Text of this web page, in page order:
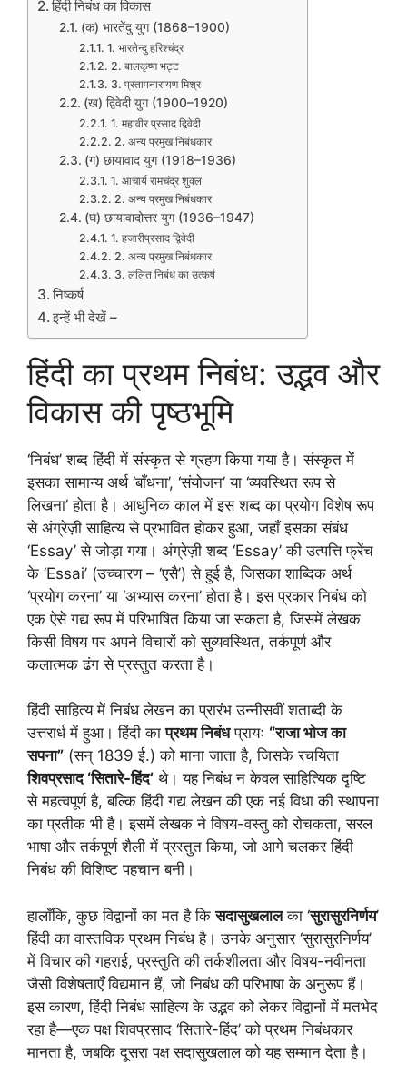
हिंदी निबंध का विकास
(क) भारतेंदु युग (1868–1900)
1. भारतेन्दु हरिश्चंद्र
2. बालकृष्ण भट्ट
3. प्रतापनारायण मिश्र
(ख) द्विवेदी युग (1900–1920)
1. महावीर प्रसाद द्विवेदी
2. अन्य प्रमुख निबंधकार
(ग) छायावाद युग (1918–1936)
1. आचार्य रामचंद्र शुक्ल
2. अन्य प्रमुख निबंधकार
(घ) छायावादोत्तर युग (1936–1947)
1. हजारीप्रसाद द्विवेदी
2. अन्य प्रमुख निबंधकार
3. ललित निबंध का उत्कर्ष
निष्कर्ष
इन्हें भी देखें –
हिंदी का प्रथम निबंध: उद्भव और
विकास की पृष्ठभूमि
‘निबंध’ शब्द हिंदी में संस्कृत से ग्रहण किया गया है। संस्कृत में
इसका सामान्य अर्थ ‘बाँधना’, ‘संयोजन’ या ‘व्यवस्थित रूप से
लिखना’ होता है। आधुनिक काल में इस शब्द का प्रयोग विशेष रूप
से अंग्रेज़ी साहित्य से प्रभावित होकर हुआ, जहाँ इसका संबंध
‘Essay’ से जोड़ा गया। अंग्रेज़ी शब्द ‘Essay’ की उत्पत्ति फ्रेंच
के ‘Essai’ (उच्चारण – ‘एसै’) से हुई है, जिसका शाब्दिक अर्थ
‘प्रयोग करना’ या ‘अभ्यास करना’ होता है। इस प्रकार निबंध को
एक ऐसे गद्य रूप में परिभाषित किया जा सकता है, जिसमें लेखक
किसी विषय पर अपने विचारों को सुव्यवस्थित, तर्कपूर्ण और
कलात्मक ढंग से प्रस्तुत करता है।
हिंदी साहित्य में निबंध लेखन का प्रारंभ उन्नीसवीं शताब्दी के
उत्तरार्ध में हुआ। हिंदी काप्रथम निबंधप्रायः “राजा भोज का
सपना” (सन् 1839 ई.) को माना जाता है, जिसके रचयिता
शिवप्रसाद ‘सितारे-हिंद’ थे। यह निबंध न केवल साहित्यिक दृष्टि
से महत्वपूर्ण है, बल्कि हिंदी गद्य लेखन की एक नई विधा की स्थापना
का प्रतीक भी है। इसमें लेखक ने विषय-वस्तु को रोचकता, सरल
भाषा और तर्कपूर्ण शैली में प्रस्तुत किया, जो आगे चलकर हिंदी
निबंध की विशिष्ट पहचान बनी।
हालाँकि, कुछ विद्वानों का मत है किसदासुखलालका ‘सुरासुरनिर्णय’
हिंदी का वास्तविक प्रथम निबंध है। उनके अनुसार ‘सुरासुरनिर्णय’
में विचार की गहराई, प्रस्तुति की तर्कशीलता और विषय-नवीनता
जैसी विशेषताएँ विद्यमान हैं, जो निबंध की परिभाषा के अनुरूप हैं।
इस कारण, हिंदी निबंध साहित्य के उद्भव को लेकर विद्वानों में मतभेद
रहा है—एक पक्ष शिवप्रसाद ‘सितारे-हिंद’ को प्रथम निबंधकार
मानता है, जबकि दूसरा पक्ष सदासुखलाल को यह सम्मान देता है।